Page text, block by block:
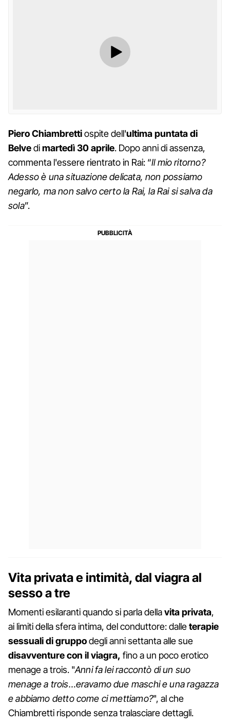
Piero Chiambrettiospite dell'ultima puntata di
Belvedimartedì 30 aprile. Dopo anni di assenza,
commenta l'essere rientrato in Rai: “Il mio ritorno?
Adesso è una situazione delicata, non possiamo
negarlo, ma non salvo certo la Rai, la Rai si salva da
sola”.
Vita privata e intimità, dal viagra al
sesso a tre
Momenti esilaranti quando si parla dellavita privata,
ai limiti della sfera intima, del conduttore: dalleterapie
sessuali di gruppodegli anni settanta alle sue
disavventure con il viagra, fino a un poco erotico
menage a trois. "Anni fa lei raccontò di un suo
menage a trois…eravamo due maschi e una ragazza
e abbiamo detto come ci mettiamo?", al che
Chiambretti risponde senza tralasciare dettagli.